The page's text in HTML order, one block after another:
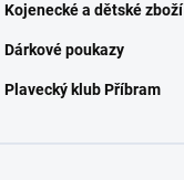
Kojenecké a dětské zboží
Dárkové poukazy
Plavecký klub Příbram